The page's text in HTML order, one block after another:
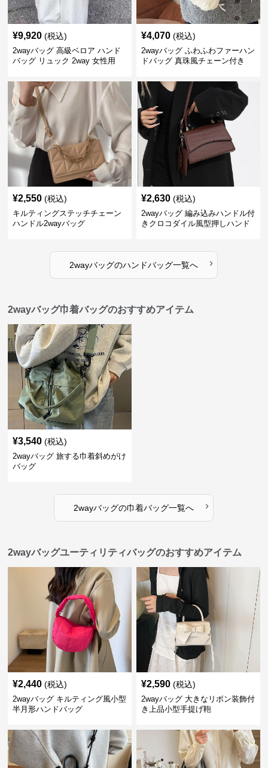
¥9,920 (税込)
2wayバッグ 高級ベロア ハンド
バッグ リュック 2way 女性用
¥4,070 (税込)
2wayバッグ ふわふわファーハン
ドバッグ 真珠風チェーン付き
¥2,550 (税込)
キルティングステッチチェーン
ハンドル2wayバッグ
¥2,630 (税込)
2wayバッグ 編み込みハンドル付
きクロコダイル風型押しハンド
2wayバッグのハンドバッグ一覧へ ›
2wayバッグ巾着バッグのおすすめアイテム
¥3,540 (税込)
2wayバッグ 旅する巾着斜めがけ
バッグ
2wayバッグの巾着バッグ一覧へ ›
2wayバッグユーティリティバッグのおすすめアイテム
¥2,440 (税込)
2wayバッグ キルティング風小型
半月形ハンドバッグ
¥2,590 (税込)
2wayバッグ 大きなリボン装飾付
き上品小型手提げ鞄